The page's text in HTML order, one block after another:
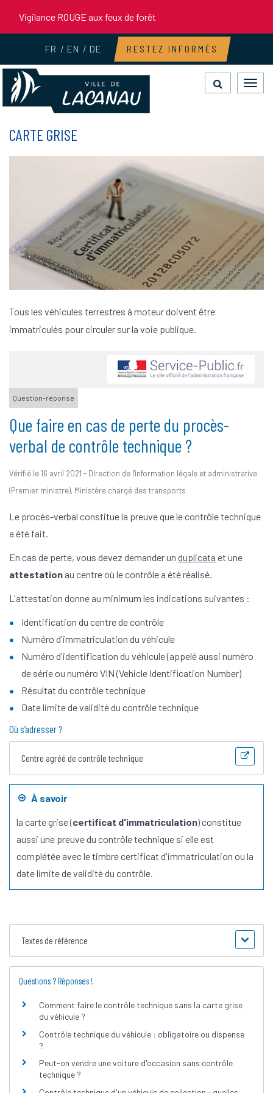
Vigilance ROUGE aux feux de forêt
FR EN DE RESTEZ INFORMÉS
CARTE GRISE
Tous les véhicules terrestres à moteurdoivent être
immatriculés pour circuler sur la voie publique.
Question-réponse
Que faire en cas de perte du procès-
verbal de contrôle technique ?
Vérifié le 16 avril 2021 - Direction de l'information légale et administrative
(Premier ministre), Ministère chargé des transports
Le procès-verbal constitue la preuve que le contrôle technique
a été fait.
En cas de perte, vous devez demander un duplicata et une
attestation au centre où le contrôle a été réalisé.
L'attestation donne au minimum les indications suivantes :
Identification du centre de contrôle
Numéro d'immatriculation du véhicule
Numéro d'identification du véhicule (appelé aussi numéro
de série ou numéro VIN (Vehicle Identification Number)
Résultat du contrôle technique
Date limite de validité du contrôle technique
Où s’adresser ?
Centre agréé de contrôle technique
À savoir
la carte grise (certificat d'immatriculation) constitue
aussi une preuve du contrôle technique si elle est
complétée avec le timbre certificat d'immatriculation ou la
date limite de validité du contrôle.
Textes de référence
Questions ? Réponses !
Comment faire le contrôle technique sans la carte grise
du véhicule ?
Contrôle technique du véhicule : obligatoire ou dispense
?
Peut-on vendre une voiture d'occasion sans contrôle
technique ?